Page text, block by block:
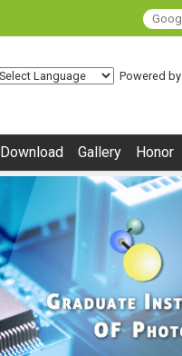
Powered by
Download Gallery Honor